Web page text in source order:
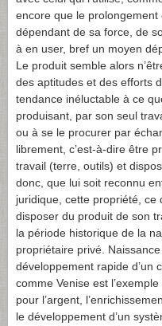
encore que le
dépendant de sa force, de
à en user, bref un moyen
Le produit semble alors
des aptitudes et des efforts
tendance inéluctable à ce
produisant, par son seul
ou à se le procurer par
librement, c’est-à-dire être
travail (terre, outils) et
donc, que lui soit reconnu
juridique, cette propriété, ce
disposer du produit de son
la période historique de la
propriétaire privé.
développement rapide d’un
comme Venise est
pour l’argent,
le développement d’un